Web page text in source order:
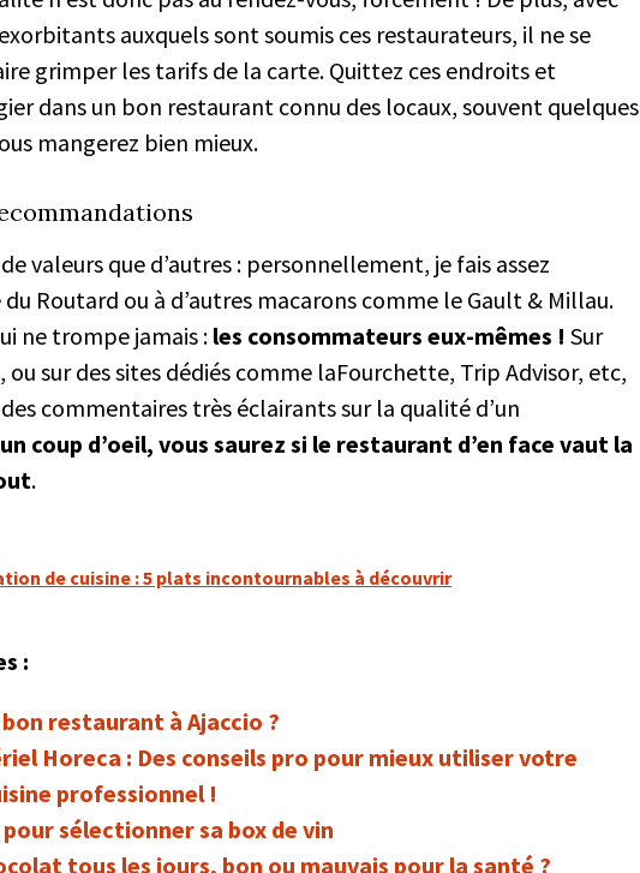
auxquels sont soumis ces restaurateurs, il ne se
grimper les tarifs de la carte. Quittez ces endroits et
dans un bon restaurant connu des locaux, souvent quelques
mangerez bien mieux.
valeurs que d’autres : personnellement, je fais assez
du Routard ou à d’autres macarons comme le Gault & Millau.
ne trompe jamais : les consommateurs eux-mêmes ! Sur
ou sur des sites dédiés comme laFourchette, Trip Advisor, etc,
commentaires très éclairants sur la qualité d’un
un coup d’oeil, vous saurez si le restaurant d’en face vaut la
.
de cuisine : 5 plats incontournables à découvrir
:
restaurant à Ajaccio ?
Horeca : Des conseils pro pour mieux utiliser votre
professionnel !
pour sélectionner sa box de vin
tous les jours, bon ou mauvais pour la santé ?